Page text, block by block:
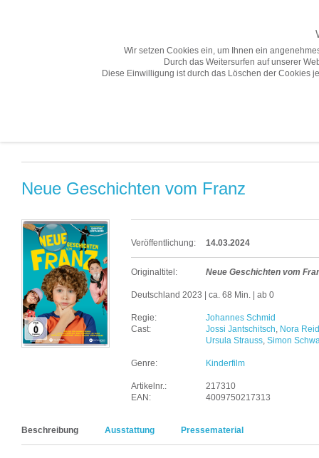
Neue Geschichten vom Franz
Veröffentlichung: 14.03.2024
Originaltitel: Neue Geschichten vom
Deutschland 2023 | ca. 68 Min. | ab 0
Regie:
Johannes Schmid
Cast:
Jossi Jantschitsch, Nora
Ursula Strauss, Simon
Genre: Kinderfilm
Artikelnr.:
217310
EAN:
4009750217313
Beschreibung Ausstattung Pressematerial
Wir setzen Cookies ein, um Ihnen ein
Durch das Weitersurfen auf unserer
Diese Einwilligung ist durch das Löschen der Cookies